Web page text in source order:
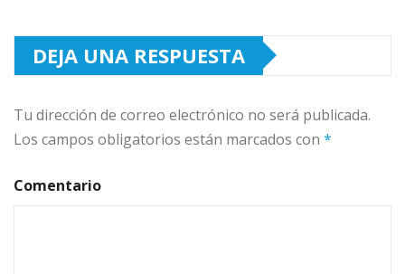
DEJA UNA RESPUESTA
Tu dirección de correo electrónico no será publicada.
Los campos obligatorios están marcados con *
Comentario